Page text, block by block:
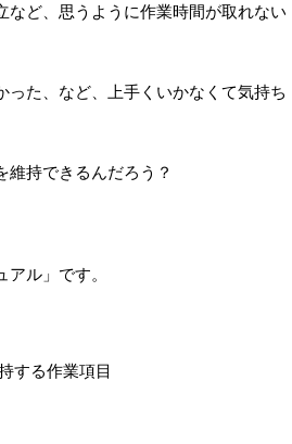
ど、思うように作業時間が取れない
た、など、上手くいかなくて気持ち
維持できるんだろう？
ル」です。
する作業項目